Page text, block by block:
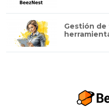
Gestión de